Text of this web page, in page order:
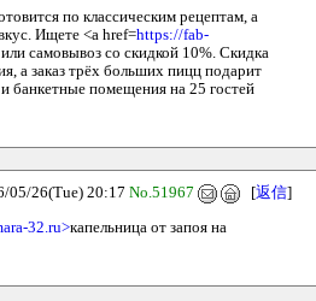
по классическим рецептам, а
Ищете <a href=https://fab-
самовывоз со скидкой 10%. Скидка
а заказ трёх больших пицц подарит
банкетные помещения на 25 гостей
05/26(Tue) 20:17 No.51967 [返信]
32.ru>капельница от запоя на